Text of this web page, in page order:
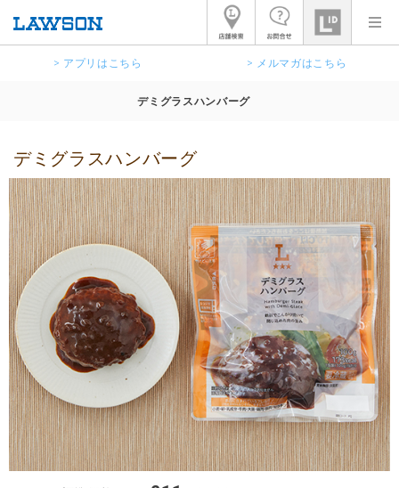
> アプリはこちら > メルマガはこちら
デミグラスハンバーグ
デミグラスハンバーグ